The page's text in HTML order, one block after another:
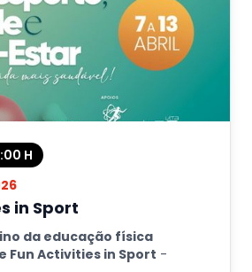
H
in Sport
da educação física
Fun Activities in Sport -